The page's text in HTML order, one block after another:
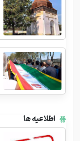
اطلاعیه ها